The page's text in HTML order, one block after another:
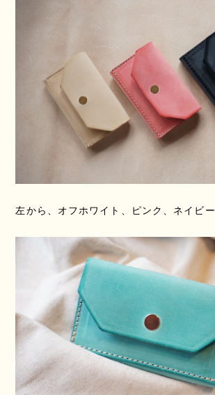
左から、オフホワイト、ピンク、ネイビー